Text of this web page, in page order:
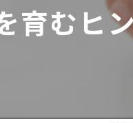
英語
育むヒ